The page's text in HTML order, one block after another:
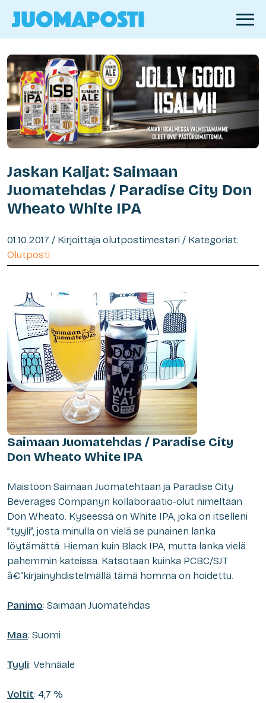
Jaskan Kaljat: Saimaan
Juomatehdas / Paradise City Don
Wheato White IPA
01.10.2017 / Kirjoittaja olutpostimestari / Kategoriat:
Olutposti
Saimaan Juomatehdas / Paradise City
Don Wheato White IPA
Maistoon Saimaan Juomatehtaan ja Paradise City
Beverages Companyn kollaboraatio-olut nimeltään
Don Wheato. Kyseessä on White IPA, joka on itselleni
”tyyli”, josta minulla on vielä se punainen lanka
löytämättä. Hieman kuin Black IPA, mutta lanka vielä
pahemmin kateissa. Katsotaan kuinka PCBC/SJT
â€“kirjainyhdistelmällä tämä homma on hoidettu.
Panimo: Saimaan Juomatehdas
Maa: Suomi
Tyyli: Vehnäale
Voltit: 4,7 %